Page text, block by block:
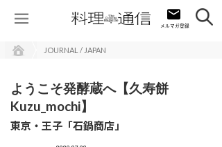
JOURNAL / JAPAN
ようこそ発酵蔵へ【久寿餅
Kuzu_mochi】
東京・王子「石鍋商店」